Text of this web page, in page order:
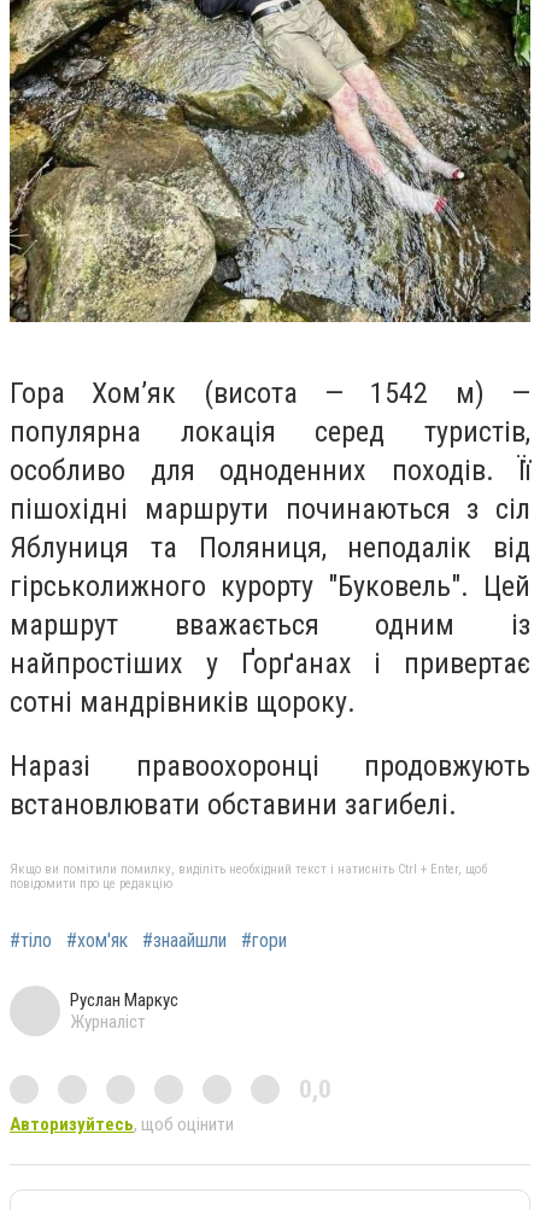
Гора Хом’як (висота — 1542 м) —
популярна локація серед туристів,
особливо для одноденних походів. Її
пішохідні маршрути починаються з сіл
Яблуниця та Поляниця, неподалік від
гірськолижного курорту "Буковель". Цей
маршрут вважається одним із
найпростіших у Ґорґанах і привертає
сотні мандрівників щороку.
Наразі правоохоронці продовжують
встановлювати обставини загибелі.
Якщо ви помітили помилку, виділіть необхідний текст і натисніть Ctrl + Enter, щоб
повідомити про це редакцію
#тіло #хом'як #знаайшли #гори
Руслан Маркус
Журналіст
0,0
Авторизуйтесь, щоб оцінити